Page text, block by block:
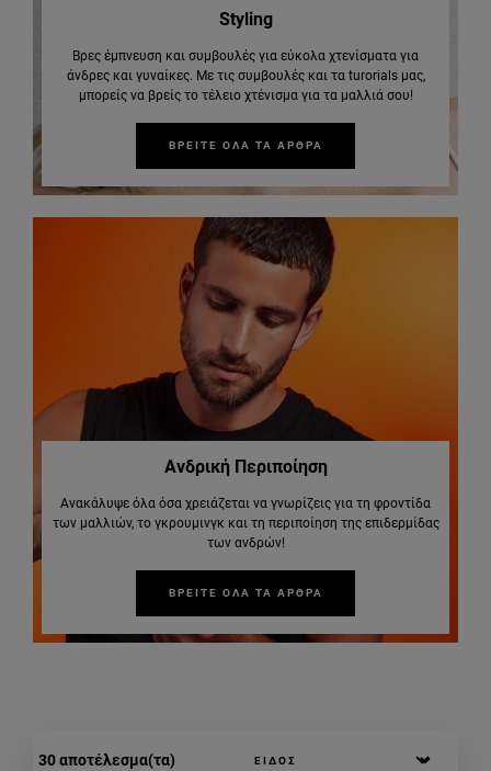
Styling
Βρες έμπνευση και συμβουλές για εύκολα χτενίσματα για
άνδρες και γυναίκες. Με τις συμβουλές και τα turorials μας,
μπορείς να βρείς το τέλειο χτένισμα για τα μαλλιά σου!
ΒΡΕΙΤΕ ΟΛΑ ΤΑ ΑΡΘΡΑ
Ανδρική Περιποίηση
Ανακάλυψε όλα όσα χρειάζεται να γνωρίζεις για τη φροντίδα
των μαλλιών, το γκρουμινγκ και τη περιποίηση της επιδερμίδας
των ανδρών!
ΒΡΕΙΤΕ ΟΛΑ ΤΑ ΑΡΘΡΑ
30 αποτέλεσμα(τα)